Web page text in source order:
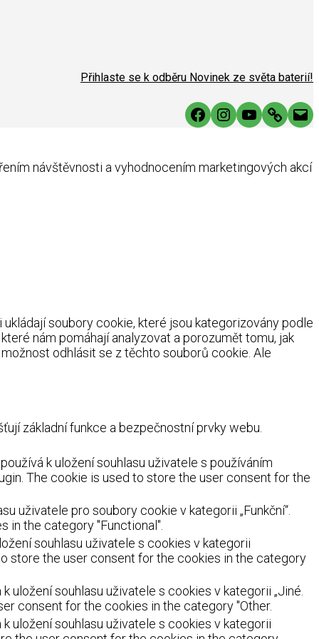
Přihlaste se k odběru Novinek ze světa baterií!
Facebook
Instagram
YouTube
Link
návštěvnosti a vyhodnocením marketingových akcí
soubory cookie, které jsou kategorizovány podle
nám pomáhají analyzovat a porozumět tomu, jak
odhlásit se z těchto souborů cookie. Ale
základní funkce a bezpečnostní prvky webu.
k uložení souhlasu uživatele s používáním
The cookie is used to store the user consent for the
uživatele pro soubory cookie v kategorii „Funkční“.
in the category "Functional".
souhlasu uživatele s cookies v kategorii
store the user consent for the cookies in the category
uložení souhlasu uživatele s cookies v kategorii „Jiné.
consent for the cookies in the category "Other.
uložení souhlasu uživatele s cookies v kategorii